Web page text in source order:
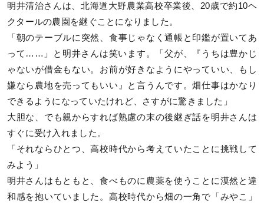
明井清治さんは、北海道大野農業高校卒業後、20歳で約10ヘ
クタールの農園を継ぐことになりました。
「朝のテーブルに突然、食事じゃなく通帳と印鑑が置いてあ
って……」と明井さんは笑います。「父が、『うちは豊かじ
ゃないが借金もない。お前が好きなようにやっていい、もし
嫌なら農地を売ってもいい』と言うんです。畑仕事はかなり
できるようになっていたけれど、さすがに驚きました」
大胆な、でも親からすれば熟慮の末の後継ぎ話を明井さんは
すぐに受け入れました。
「それならひとつ、高校時代から考えていたことに挑戦して
みよう」
明井さんはもともと、食べものに農薬を使うことに漠然と違
和感を抱いていました。高校時代から畑の一角で「みやこ」